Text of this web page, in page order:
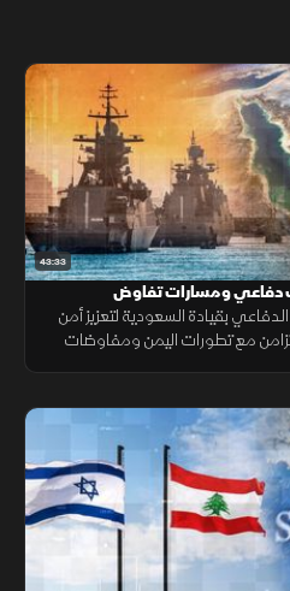
43:33
دفاعي ومسارات تفاوض
بقيادة السعودية لتعزيز أمن
مع تطورات اليمن ومفاوضات